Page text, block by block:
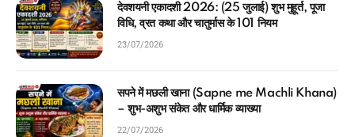
देवशयनी एकादशी 2026: (25 जुलाई) शुभ मुहूर्त, पूजा
विधि, व्रत कथा और चातुर्मास के 101 नियम
23/07/2026
सपने में मछली खाना (Sapne me Machli Khana)
– शुभ-अशुभ संकेत और धार्मिक व्याख्या
22/07/2026